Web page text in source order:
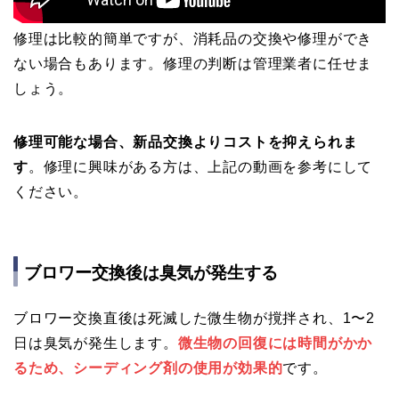
修理は比較的簡単ですが、消耗品の交換や修理ができ
ない場合もあります。修理の判断は管理業者に任せま
しょう。
修理可能な場合、新品交換よりコストを抑えられま
す。修理に興味がある方は、上記の動画を参考にして
ください。
ブロワー交換後は臭気が発生する
ブロワー交換直後は死滅した微生物が撹拌され、1〜2
日は臭気が発生します。 微生物の回復には時間がかか
るため、シーディング剤の使用が効果的です。